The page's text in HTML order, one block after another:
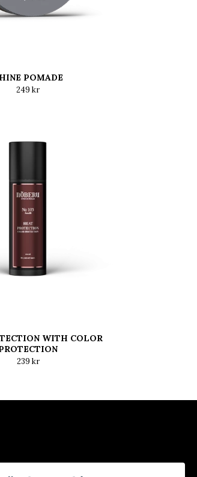
POMADE
249 kr
WITH COLOR
239 kr